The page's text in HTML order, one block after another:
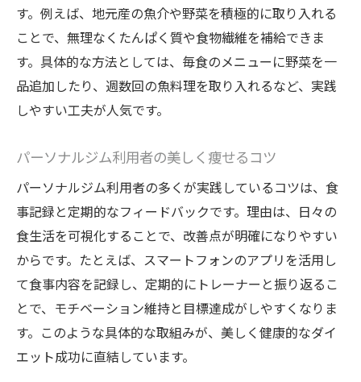
す。例えば、地元産の魚介や野菜を積極的に取り入れる
ことで、無理なくたんぱく質や食物繊維を補給できま
す。具体的な方法としては、毎食のメニューに野菜を一
品追加したり、週数回の魚料理を取り入れるなど、実践
しやすい工夫が人気です。
パーソナルジム利用者の美しく痩せるコツ
パーソナルジム利用者の多くが実践しているコツは、食
事記録と定期的なフィードバックです。理由は、日々の
食生活を可視化することで、改善点が明確になりやすい
からです。たとえば、スマートフォンのアプリを活用し
て食事内容を記録し、定期的にトレーナーと振り返るこ
とで、モチベーション維持と目標達成がしやすくなりま
す。このような具体的な取組みが、美しく健康的なダイ
エット成功に直結しています。